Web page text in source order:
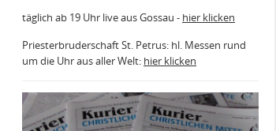
täglich ab 19 Uhr live aus Gossau - hier klicken
Priesterbruderschaft St. Petrus: hl. Messen rund
um die Uhr aus aller Welt: hier klicken